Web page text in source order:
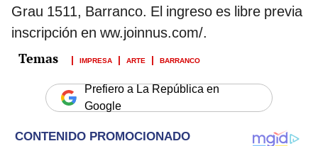
Grau 1511, Barranco. El ingreso es libre previa
inscripción en ww.joinnus.com/.
IMPRESA ARTE BARRANCO
Prefiero a La República en
Google